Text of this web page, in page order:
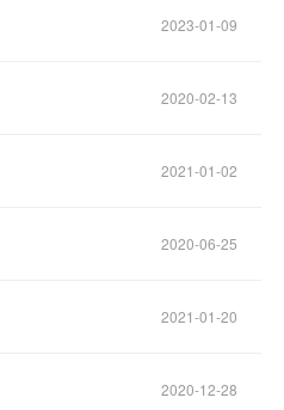
2023-01-09
2020-02-13
2021-01-02
2020-06-25
2021-01-20
2020-12-28